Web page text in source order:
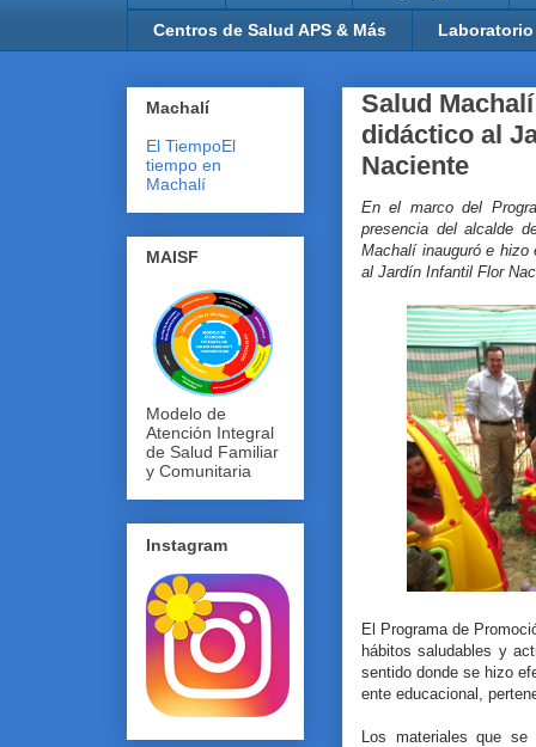
Centros de Salud APS & Más Laboratorio
Salud
didáctico al
Naciente
En el marco del
presencia del alcalde
Machalí inauguró e hizo
al Jardín Infantil Flor
El Programa de
hábitos saludables y
sentido donde se hizo
ente educacional,
Los materiales que se
Machalí
El TiempoEl
tiempo en
Machalí
MAISF
Modelo de
Atención Integral
de Salud Familiar
y Comunitaria
Instagram